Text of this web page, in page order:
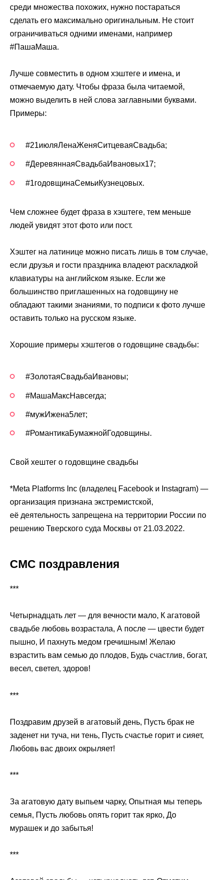
среди множества похожих, нужно постараться
сделать его максимально оригинальным. Не стоит
ограничиваться одними именами, например
#ПашаМаша.
Лучше совместить в одном хэштеге и имена, и
отмечаемую дату. Чтобы фраза была читаемой,
можно выделить в ней слова заглавными буквами.
Примеры:
#21июляЛенаЖеняСитцеваяСвадьба;
#ДеревяннаяСвадьбаИвановых17;
#1годовщинаСемьиКузнецовых.
Чем сложнее будет фраза в хэштеге, тем меньше
людей увидят этот фото или пост.
Хэштег на латинице можно писать лишь в том случае,
если друзья и гости праздника владеют раскладкой
клавиатуры на английском языке. Если же
большинство приглашенных на годовщину не
обладают такими знаниями, то подписи к фото лучше
оставить только на русском языке.
Хорошие примеры хэштегов о годовщине свадьбы:
#ЗолотаяСвадьбаИвановы;
#МашаМаксНавсегда;
#мужИжена5лет;
#РомантикаБумажнойГодовщины.
Свой хештег о годовщине свадьбы
*Meta Platforms Inc (владелец Facebook и Instagram) —
организация признана экстремистской,
её деятельность запрещена на территории России по
решению Тверского суда Москвы от 21.03.2022.
СМС поздравления
***
Четырнадцать лет — для вечности мало, К агатовой
свадьбе любовь возрастала, А после — цвести будет
пышно, И пахнуть медом гречишным! Желаю
взрастить вам семью до плодов, Будь счастлив, богат,
весел, светел, здоров!
***
Поздравим друзей в агатовый день, Пусть брак не
заденет ни туча, ни тень, Пусть счастье горит и сияет,
Любовь вас двоих окрыляет!
***
За агатовую дату выпьем чарку, Опытная мы теперь
семья, Пусть любовь опять горит так ярко, До
мурашек и до забытья!
***